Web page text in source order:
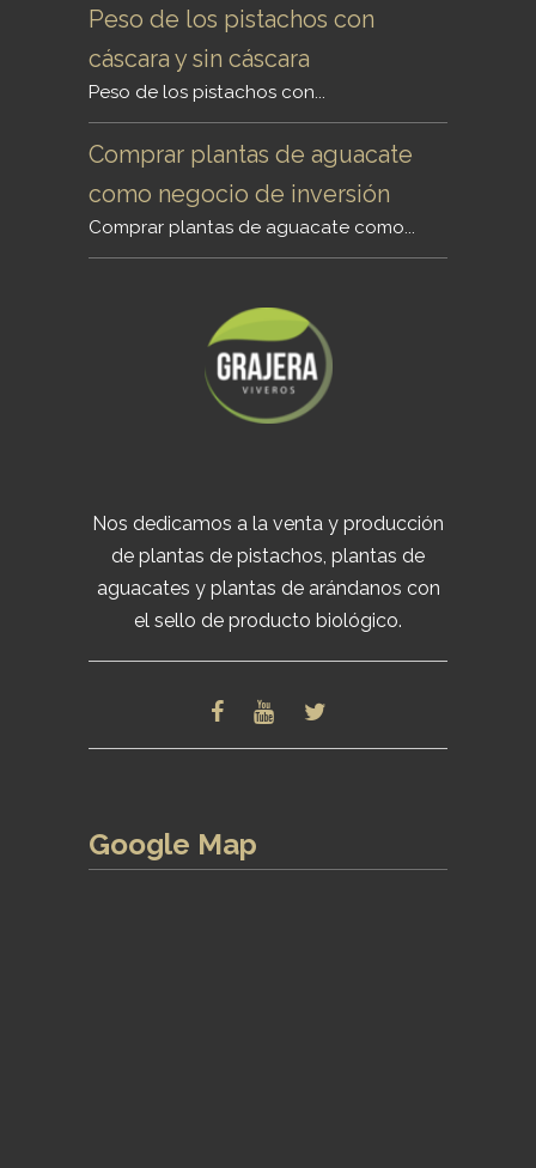
Peso de los pistachos con
cáscara y sin cáscara
Peso de los pistachos con...
Comprar plantas de aguacate
como negocio de inversión
Comprar plantas de aguacate como...
Nos dedicamos a la venta y producción
de plantas de pistachos, plantas de
aguacates y plantas de arándanos con
el sello de producto biológico.
Google Map